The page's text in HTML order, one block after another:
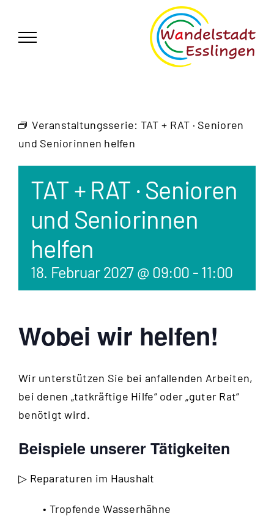
springen
Veranstaltungsserie: TAT + RAT · Senioren
und Seniorinnen helfen
TAT + RAT · Senioren
und Seniorinnen
helfen
18. Februar 2027 @ 09:00 - 11:00
Wobei wir helfen!
Wir unterstützen Sie bei anfallenden Arbeiten,
bei denen „tatkräftige Hilfe“ oder „guter Rat“
benötigt wird.
Beispiele unserer Tätigkeiten
▷ Reparaturen im Haushalt
• Tropfende Wasserhähne